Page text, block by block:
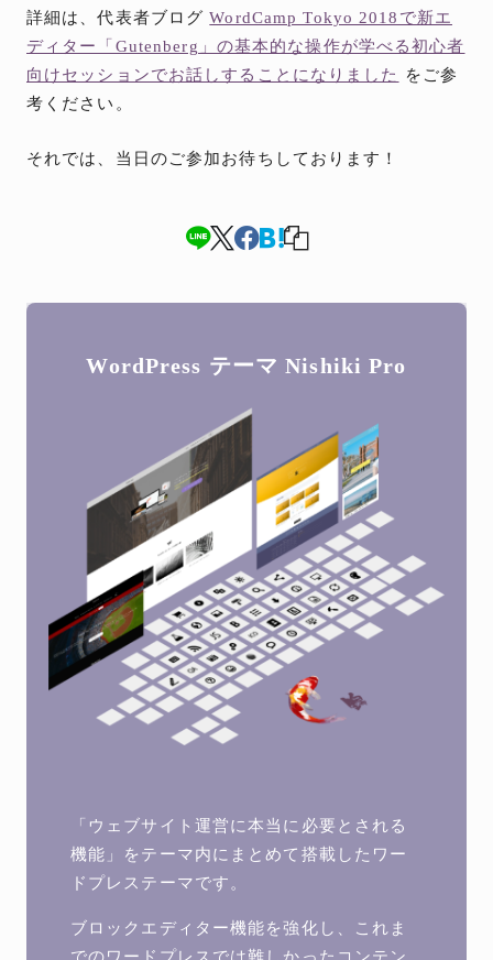
詳細は、代表者ブログWordCamp Tokyo 2018で新エ
ディター「Gutenberg」の基本的な操作が学べる初心者
向けセッションでお話しすることになりました
をご参
考ください。
それでは、当日のご参加お待ちしております！
WordPress テーマ Nishiki Pro
「ウェブサイト運営に本当に必要とされる
機能」をテーマ内にまとめて搭載したワー
ドプレステーマです。
ブロックエディター機能を強化し、これま
でのワードプレスでは難しかったコンテン